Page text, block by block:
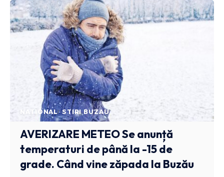
NATIONAL STIRI BUZAU
AVERIZARE METEOSe anunță
temperaturi de până la -15 de
grade. Când vine zăpada la Buzău